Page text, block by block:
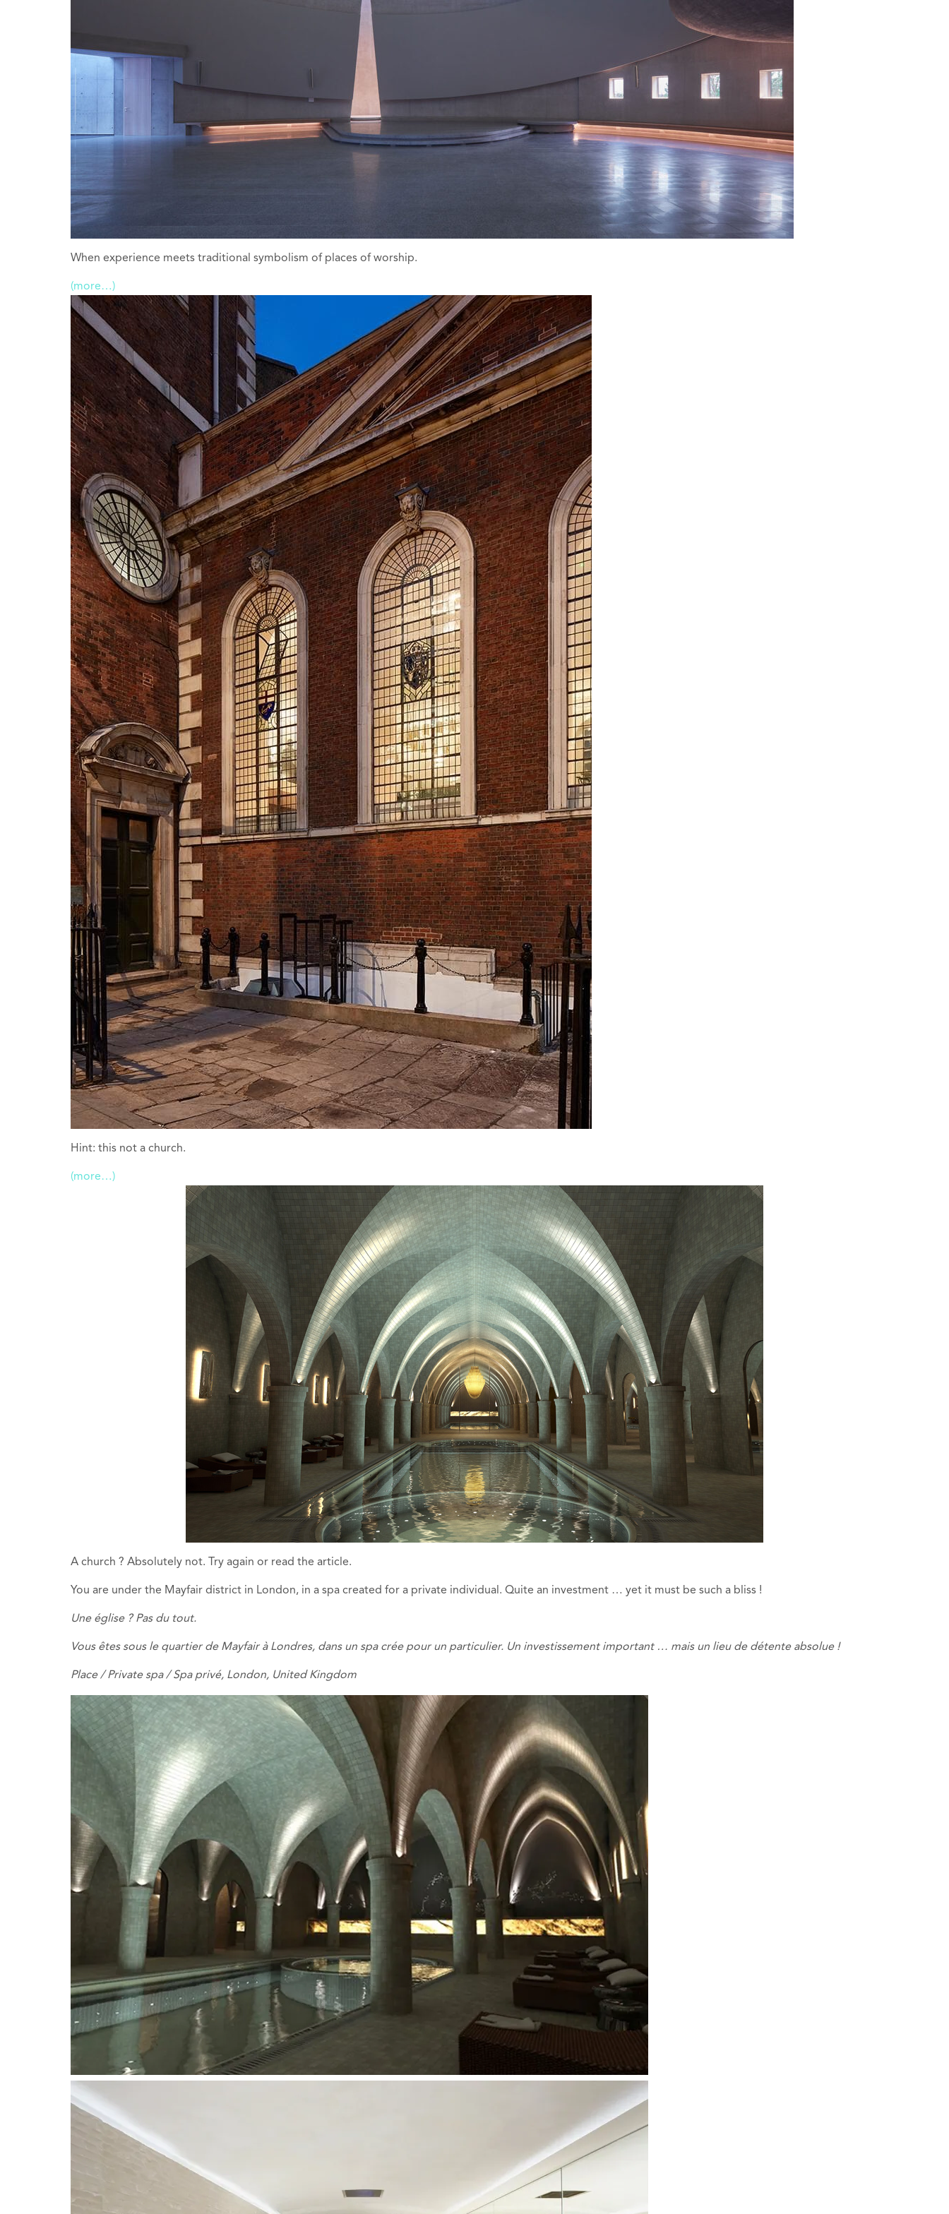
When experience meets traditional symbolism of places of worship.
(more…)
Hint: this not a church.
(more…)
A church ? Absolutely not. Try again or read the article.
You are under the Mayfair district in London, in a spa created for a private individual. Quite an investment … yet it must be such a bliss !
Une église ? Pas du tout.
Vous êtes sous le quartier de Mayfair à Londres, dans un spa crée pour un particulier. Un investissement important … mais un lieu de détente absolue !
Place / Private spa / Spa privé, London, United Kingdom